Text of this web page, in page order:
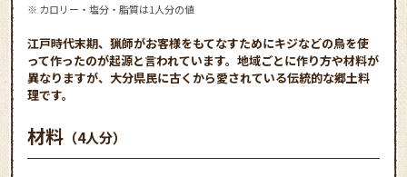
※ カロリー・塩分・脂質は1人分の値
江戸時代末期、猟師がお客様をもてなすためにキジなどの鳥を使
って作ったのが起源と言われています。地域ごとに作り方や材料が
異なりますが、大分県民に古くから愛されている伝統的な郷土料
理です。
材料 （4人分）